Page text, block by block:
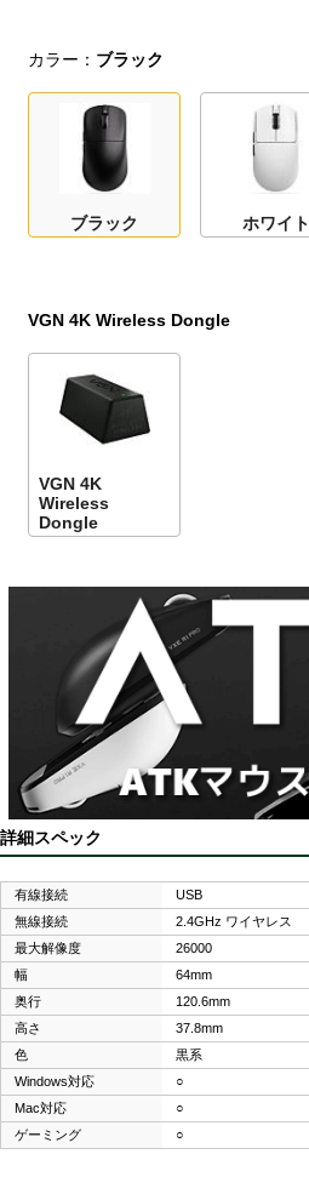
カラー： ブラック
ブラック ホワイト
VGN 4K Wireless Dongle
VGN 4K
Wireless
Dongle
詳細スペック
有線接続
USB
無線接続
2.4GHz ワイヤレス
最大解像度
26000
幅
64mm
奥行
120.6mm
高さ
37.8mm
色
黒系
Windows対応
○
Mac対応
○
ゲーミング
○